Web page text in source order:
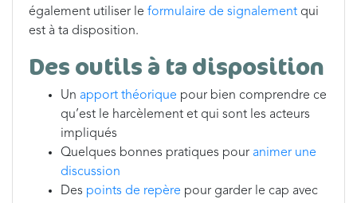
également utiliser le formulaire de signalement qui
est à ta disposition.
Des outils à ta disposition
Un apport théorique pour bien comprendre ce
qu’est le harcèlement et qui sont les acteurs
impliqués
Quelques bonnes pratiques pour animer une
discussion
Des points de repère pour garder le cap avec